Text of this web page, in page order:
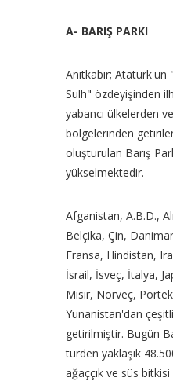
A- BARIŞ PARKI
Anıtkabir; Atatürk'ün
Sulh" özdeyişinden
yabancı ülkelerden
bölgelerinden
oluşturulan Barış
yükselmektedir.
Afganistan, A.B.D.,
Belçika, Çin,
Fransa, Hindistan,
İsrail, İsveç, İtalya,
Mısır, Norveç,
Yunanistan'dan
getirilmiştir. Bugün
türden yaklaşık
ağaççık ve süs